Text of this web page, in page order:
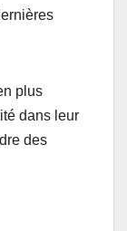
plus
dans leur
des